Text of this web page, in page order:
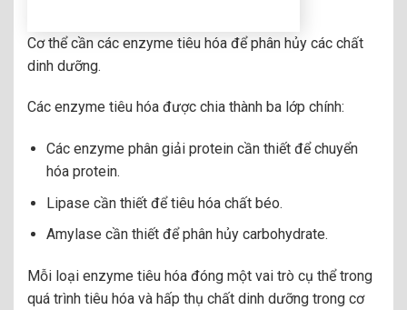
Cơ thể cần các enzyme tiêu hóa để phân hủy các chất
dinh dưỡng.
Các enzyme tiêu hóa được chia thành ba lớp chính:
Các enzyme phân giải protein cần thiết để chuyển
hóa protein.
Lipase cần thiết để tiêu hóa chất béo.
Amylase cần thiết để phân hủy carbohydrate.
Mỗi loại enzyme tiêu hóa đóng một vai trò cụ thể trong
quá trình tiêu hóa và hấp thụ chất dinh dưỡng trong cơ